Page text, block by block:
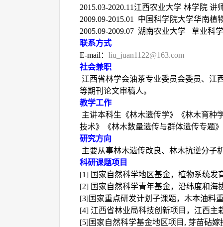
2015.03-2020.11 江西农业大学 林学院 讲
2009.09-2015.01 中国科学院大学华南
2005.09-2009.07 湖南农业大学 草业科
联系方式
E-mail ： liu_juan1122@163.com
社会兼职
江西省林学会油茶专业委员会委员、江
等期刊论文审稿人。
教学工作
主讲本科生《林木遗传学》《林木育种
技术》《林木数量遗传与群体遗传专题
研究方向
主要从事林木遗传改良、林木抗逆分子
科研课题项目
[1] 国家自然科学地区基金，植物系统
[2] 国家自然科学青年基金，沿纬度和
[3]国家重点研发计划子课题，木本油
[4] 江西省林业局科技创新项目，江西主
[5]国家自然科学基金地区项目 , 芽苗砧嫁